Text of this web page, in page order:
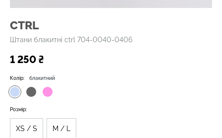
CTRL
Штани блакитні ctrl 704-0040-0406
1 250 ₴
Колір: блакитний
Розмір:
XS / S M / L